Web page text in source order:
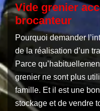
Vide grenier
brocanteur
Pourquoi demander
de la réalisation d’un
Parce
grenier ne sont plus
famille. Et il est une
stockage et de vendre